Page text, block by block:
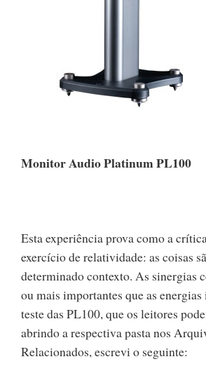
Monitor Audio Platinum PL100
Esta experiência prova como a
exercício de relatividade: as coisas
determinado contexto. As sinergias
ou mais importantes que as
teste das PL100, que os leitores
abrindo a respectiva pasta nos
Relacionados, escrevi o seguinte: